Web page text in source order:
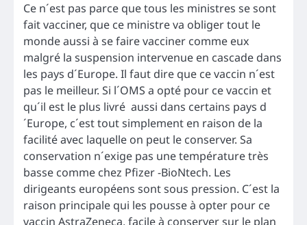
Ce n´est pas parce que tous les ministres se sont
fait vacciner, que ce ministre va obliger tout le
monde aussi à se faire vacciner comme eux
malgré la suspension intervenue en cascade dans
les pays d´Europe. Il faut dire que ce vaccin n´est
pas le meilleur. Si l´OMS a opté pour ce vaccin et
qu´il est le plus livré aussi dans certains pays d
´Europe, c´est tout simplement en raison de la
facilité avec laquelle on peut le conserver. Sa
conservation n´exige pas une température très
basse comme chez Pfizer -BioNtech. Les
dirigeants européens sont sous pression. C´est la
raison principale qui les pousse à opter pour ce
vaccin AstraZeneca, facile à conserver sur le plan